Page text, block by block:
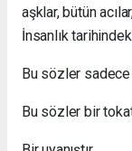
aşklar, bütün
İnsanlık
Bu sözler
Bu sözler bir